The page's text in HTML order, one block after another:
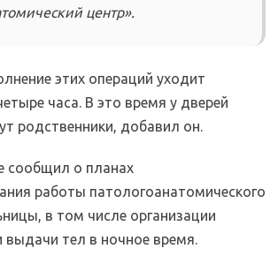
центр».
этих операций уходит
часа. В это время у дверей
родственники, добавил он.
сообщил о планах
работы патологоанатомического
в том числе организации
выдачи тел в ночное время.